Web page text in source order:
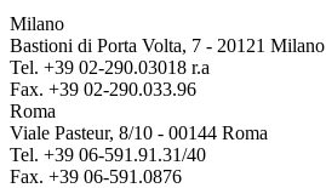
Milano
Bastioni di Porta Volta, 7 - 20121 Milano
Tel. +39 02-290.03018 r.a
Fax. +39 02-290.033.96
Roma
Viale Pasteur, 8/10 - 00144 Roma
Tel. +39 06-591.91.31/40
Fax. +39 06-591.0876